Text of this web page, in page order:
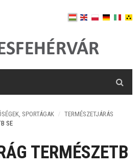
SPORTÁGAK
TERMÉSZETJÁRÁS
SE
TERMÉSZETB